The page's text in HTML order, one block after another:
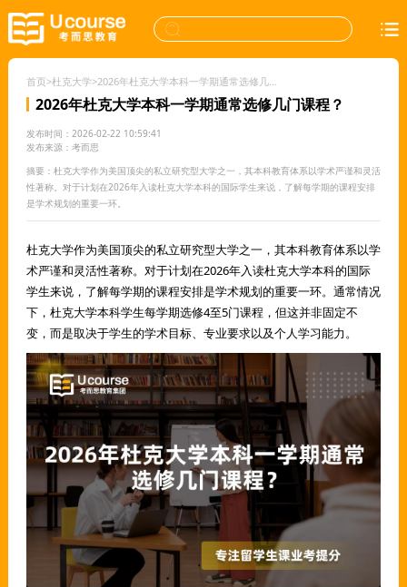
首页>杜克大学> 2026年杜克大学本科一学期通常选修几门课程？
2026年杜克大学本科一学期通常选修几门课程？
发布时间：2026-02-22 10:59:41
发布来源：考而思
摘要：杜克大学作为美国顶尖的私立研究型大学之一，其本科教育体系以学术严谨和灵活
性著称。对于计划在2026年入读杜克大学本科的国际学生来说，了解每学期的课程安排
是学术规划的重要一环。
杜克大学作为美国顶尖的私立研究型大学之一，其本科教育体系以学
术严谨和灵活性著称。对于计划在2026年入读杜克大学本科的国际
学生来说，了解每学期的课程安排是学术规划的重要一环。通常情况
下，杜克大学本科学生每学期选修4至5门课程，但这并非固定不
变，而是取决于学生的学术目标、专业要求以及个人学习能力。